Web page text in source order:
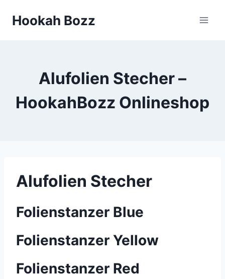
InhaltHookah Bozz
Alufolien Stecher –
HookahBozz Onlineshop
Alufolien Stecher
Folienstanzer Blue
Folienstanzer Yellow
Folienstanzer Red